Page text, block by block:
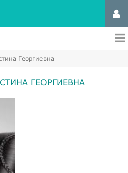
Георгиевна
ГЕОРГИЕВНА